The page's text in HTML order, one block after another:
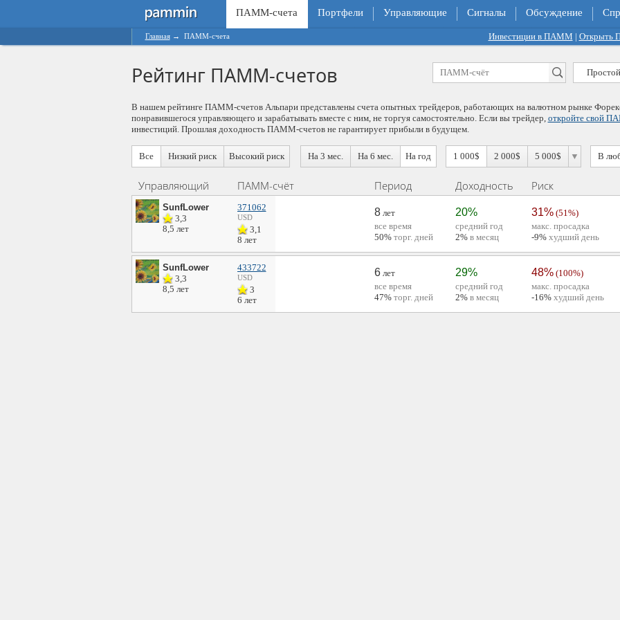
ПАММ-счета Портфели Управляющие Сигналы Обсуждение
Главная→ ПАММ-счета Инвестиции в ПАММ |
Рейтинг ПАММ-счетов
В нашем рейтинге ПАММ-счетов Альпари представлены счета опытных трейдеров, работающих на валютном рынке
понравившегося управляющего и зарабатывать вместе с ним, не торгуя самостоятельно. Если вы трейдер, откройте свой
инвестиций. Прошлая доходность ПАММ-счетов не гарантирует прибыли в будущем.
Все Низкий риск Высокий риск На 3 мес. На 6 мес. На год 1 000$ 2 000$ 5 000$ ▼ В
Управляющий ПАММ-счёт Период Доходность Риск
SunfLower
3,3
8,5 лет
371062
USD
3,1
8 лет
8 лет
все время
50% торг. дней
20%
средний год
2% в месяц
31% (51%)
макс. просадка
-9% худший день
SunfLower
3,3
8,5 лет
433722
USD
3
6 лет
6 лет
все время
47% торг. дней
29%
средний год
2% в месяц
48% (100%)
макс. просадка
-16% худший день